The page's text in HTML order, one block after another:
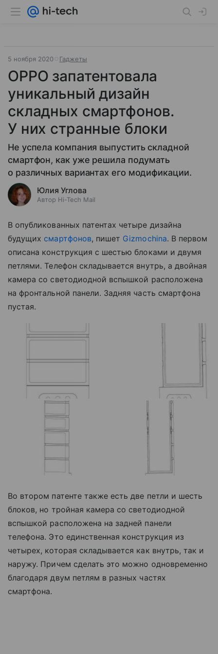
5 ноября 2020 Гаджеты
OPPO запатентовала
уникальный дизайн
складных смартфонов.
У них странные блоки
Не успела компания выпустить складной
смартфон, как уже решила подумать
о различных вариантах его модификации.
Юлия Углова
Автор Hi-Tech Mail
В опубликованных патентах четыре дизайна
будущих смартфонов, пишет Gizmochina. В первом
описана конструкция с шестью блоками и двумя
петлями. Телефон складывается внутрь, а двойная
камера со светодиодной вспышкой расположена
на фронтальной панели. Задняя часть смартфона
пустая.
Во втором патенте также есть две петли и шесть
блоков, но тройная камера со светодиодной
вспышкой расположена на задней панели
телефона. Это единственная конструкция из
четырех, которая складывается как внутрь, так и
наружу. Причем сделать это можно одновременно
благодаря двум петлям в разных частях
смартфона.